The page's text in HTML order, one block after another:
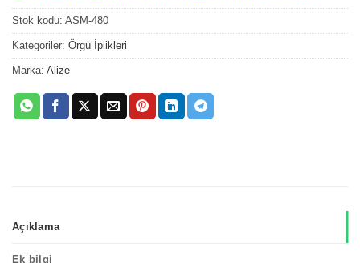
Stok kodu: ASM-480
Kategoriler: Örgü İplikleri
Marka: Alize
Açıklama
Ek bilgi